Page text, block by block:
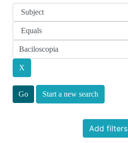
Start a new search
Add